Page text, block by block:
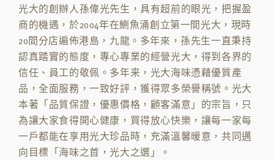
光大的創辦人孫偉光先生，具有超前的眼光，把握盈
商的機遇，於2004年在鰂魚涌創立第一間光大，現時
20間分店遍佈港島，九龍。多年來，孫先生一直秉持
認真踏實的態度，專心專業的經營光大，得到各界的
信任、員工的敬佩。多年来，光大海味憑藉優質產
品，全面服務，一致好評，獲得眾多榮譽稱號。光大
本著「品質保證，優惠價格，顧客滿意」的宗旨，只
為讓大家食得開心健康，買得放心快樂，讓每一家每
一戶都能在享用光大珍品時，充滿溫馨暖意，共同邁
向目標「海味之首，光大之選」。